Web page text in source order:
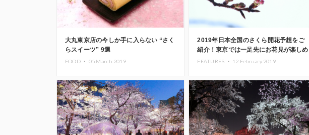
大丸東京店の今しか手に入らない “さく
らスイーツ” 9選
FOOD ・ 05.March.2019
2019年日本全国のさくら開花予想をご
紹介！東京では一足先にお花見が楽しめ
る場所も
FEATURES ・ 12.February.2019